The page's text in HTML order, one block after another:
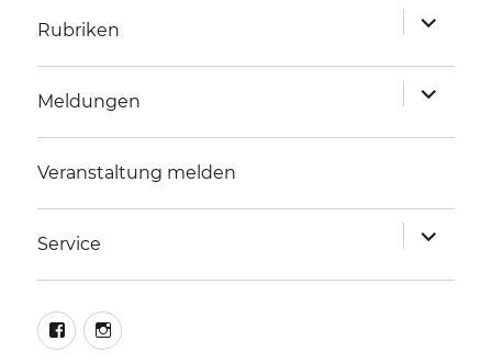
Rubriken
anzeigen
Meldungen
anzeigen
Veranstaltung melden
Service
anzeigen
facebookinstagram